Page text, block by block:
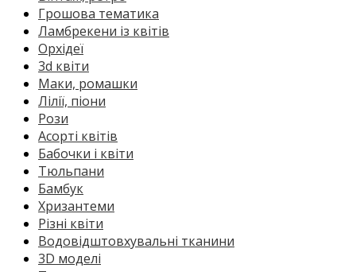
Грошова тематика
Ламбрекени із квітів
Орхідеї
3d квіти
Маки, ромашки
Лілії, піони
Рози
Асорті квітів
Бабочки і квіти
Тюльпани
Бамбук
Хризантеми
Різні квіти
Водовідштовхувальні тканини
3D моделі